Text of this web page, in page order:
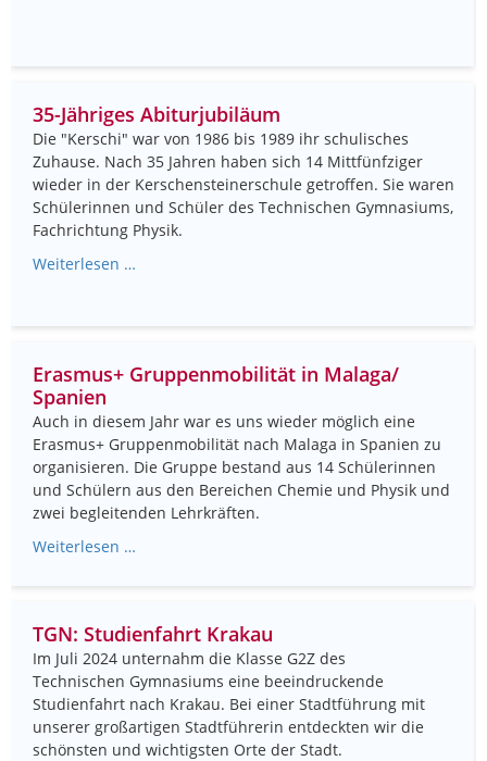
35-Jähriges Abiturjubiläum
Die "Kerschi" war von 1986 bis 1989 ihr schulisches
Zuhause. Nach 35 Jahren haben sich 14 Mittfünfziger
wieder in der Kerschensteinerschule getroffen. Sie waren
Schülerinnen und Schüler des Technischen Gymnasiums,
Fachrichtung Physik.
Weiterlesen …
Erasmus+ Gruppenmobilität in Malaga/
Spanien
Auch in diesem Jahr war es uns wieder möglich eine
Erasmus+ Gruppenmobilität nach Malaga in Spanien zu
organisieren. Die Gruppe bestand aus 14 Schülerinnen
und Schülern aus den Bereichen Chemie und Physik und
zwei begleitenden Lehrkräften.
Weiterlesen …
TGN: Studienfahrt Krakau
Im Juli 2024 unternahm die Klasse G2Z des
Technischen Gymnasiums eine beeindruckende
Studienfahrt nach Krakau. Bei einer Stadtführung mit
unserer großartigen Stadtführerin entdeckten wir die
schönsten und wichtigsten Orte der Stadt.